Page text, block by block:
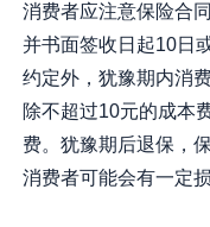
消费者应注意保险合
并书面签收日起10日
约定外，犹豫期内消
除不超过10元的成本
费。犹豫期后退保，
消费者可能会有一定